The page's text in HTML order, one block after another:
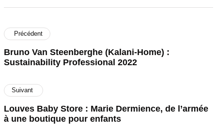
Précédent
Bruno Van Steenberghe (Kalani-Home) :
Sustainability Professional 2022
Suivant
Louves Baby Store : Marie Dermience, de l’armée
à une boutique pour enfants